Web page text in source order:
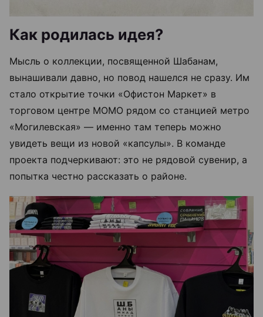
Как родилась идея?
Мысль о коллекции, посвященной Шабанам,
вынашивали давно, но повод нашелся не сразу. Им
стало открытие точки «Офистон Маркет» в
торговом центре МОМО рядом со станцией метро
«Могилевская» — именно там теперь можно
увидеть вещи из новой «капсулы». В команде
проекта подчеркивают: это не рядовой сувенир, а
попытка честно рассказать о районе.